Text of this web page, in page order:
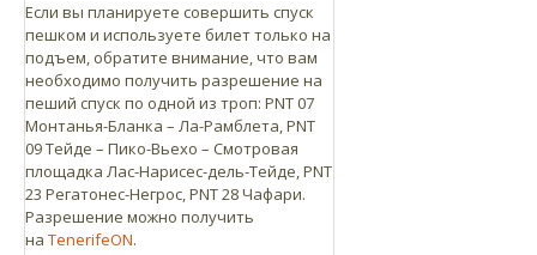
Если вы планируете совершить спуск
пешком и используете билет только на
подъем, обратите внимание, что вам
необходимо получить разрешение на
пеший спуск по одной из троп: PNT 07
Монтанья-Бланка – Ла-Рамблета, PNT
09 Тейде – Пико-Вьехо – Смотровая
площадка Лас-Нарисес-дель-Тейде, PNT
23 Регатонес-Негрос, PNT 28 Чафари.
Разрешение можно получить
на TenerifeON.